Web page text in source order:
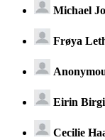
Michael
Frøya
Eirin
Cecilie